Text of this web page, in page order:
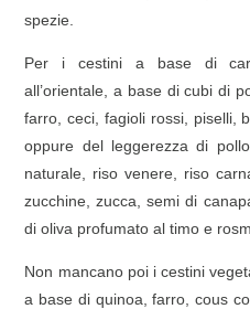
spezie.
Per i cestini a base di
all’orientale, a base di cubi di
farro, ceci, fagioli rossi, piselli,
oppure del leggerezza di
naturale, riso venere, riso
zucchine, zucca, semi di
di oliva profumato al timo e
Non mancano poi i cestini
a base di quinoa, farro, cous